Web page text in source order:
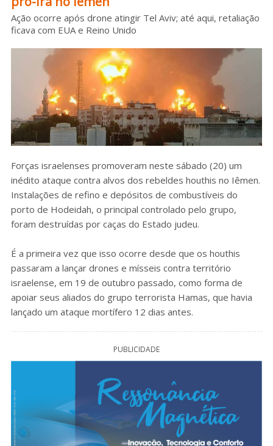
Sobre o HC
Ação ocorre após drone atingir Tel Aviv; até aqui, retaliação
ficava com EUA e Reino Unido
Forças israelenses promoveram neste sábado (20) um
inédito ataque contra alvos dos rebeldes houthis no Iêmen.
Instalações de refino e depósitos de combustíveis do
porto de Hodeidah, o principal controlado pelo grupo,
foram destruídas por caças do Estado judeu.
É a primeira vez que isso ocorre desde que os houthis
passaram a lançar drones e mísseis contra território
israelense, em 19 de outubro passado, como forma de
apoiar seus aliados do grupo terrorista Hamas, que havia
lançado um ataque mortífero 12 dias antes.
PUBLICIDADE